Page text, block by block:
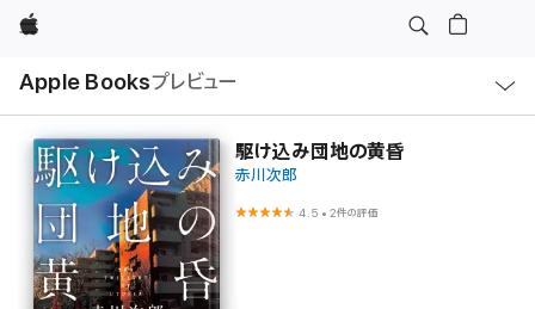
Apple
Apple Booksプレビュー
ル
駆け込み団地の黄昏
赤川次郎
4.5 •2件の評価